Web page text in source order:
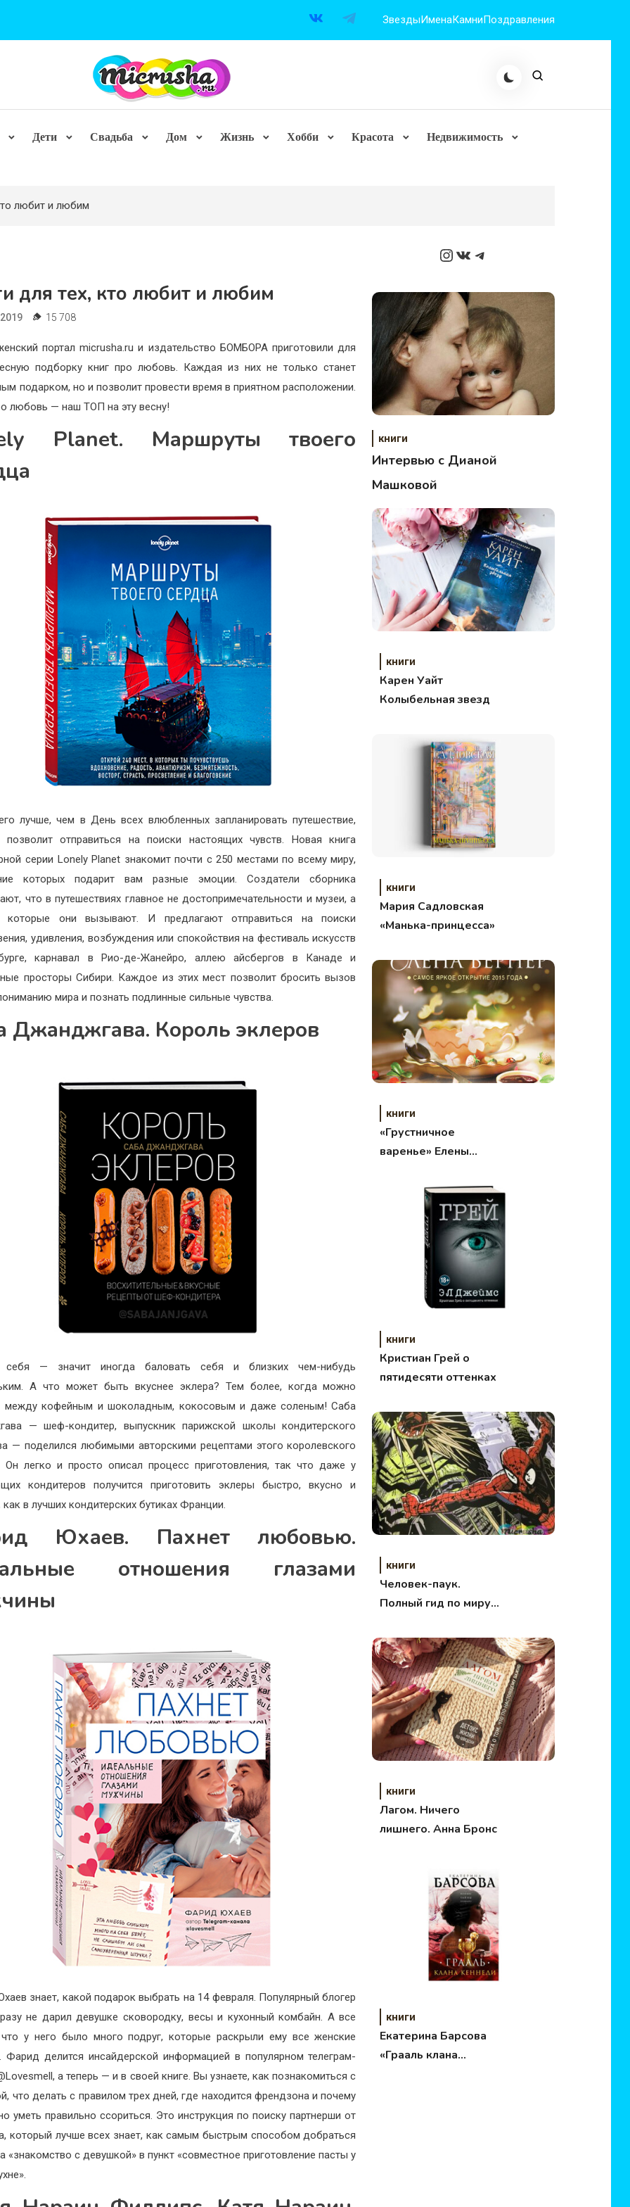
ЗвездыИменаКамниПоздравления
Дети Свадьба Дом Жизнь Хобби Красота Недвижимость
любит и любим
для тех, кто любит и любим
15 708
портал micrusha.ru и издательство БОМБОРА приготовили для
подборку книг про любовь. Каждая из них не только станет
подарком, но и позволит провести время в приятном расположении.
любовь — наш ТОП на эту весну!
Planet. Маршруты твоего
лучше, чем в День всех влюбленных запланировать путешествие,
позволит отправиться на поиски настоящих чувств. Новая книга
серии Lonely Planet знакомит почти с 250 местами по всему миру,
которых подарит вам разные эмоции. Создатели сборника
что в путешествиях главное не достопримечательности и музеи, а
которые они вызывают. И предлагают отправиться на поиски
удивления, возбуждения или спокойствия на фестиваль искусств
карнавал в Рио-де-Жанейро, аллею айсбергов в Канаде и
просторы Сибири. Каждое из этих мест позволит бросить вызов
мира и познать подлинные сильные чувства.
Джанджгава. Король эклеров
себя — значит иногда баловать себя и близких чем-нибудь
А что может быть вкуснее эклера? Тем более, когда можно
между кофейным и шоколадным, кокосовым и даже соленым! Саба
— шеф-кондитер, выпускник парижской школы кондитерского
— поделился любимыми авторскими рецептами этого королевского
Он легко и просто описал процесс приготовления, так что даже у
кондитеров получится приготовить эклеры быстро, вкусно и
как в лучших кондитерских бутиках Франции.
Юхаев. Пахнет любовью.
отношения глазами
знает, какой подарок выбрать на 14 февраля. Популярный блогер
не дарил девушке сковородку, весы и кухонный комбайн. А все
у него было много подруг, которые раскрыли ему все женские
Фарид делится инсайдерской информацией в популярном телеграм-
а теперь — и в своей книге. Вы узнаете, как познакомиться с
что делать с правилом трех дней, где находится френдзона и почему
уметь правильно ссориться. Это инструкция по поиску партнерши от
который лучше всех знает, как самым быстрым способом добраться
«знакомство с девушкой» в пункт «совместное приготовление пасты у
Instagram
ВКонтакте
Telegram
книги
Интервью с Дианой
Машковой
книги
Карен Уайт
Колыбельная звезд
книги
Мария Садловская
«Манька-принцесса»
книги
«Грустничное
варенье» Елены
книги
Кристиан Грей о
пятидесяти оттенках
книги
Человек-паук.
Полный гид по миру
книги
Лагом. Ничего
лишнего. Анна Бронс
книги
Екатерина Барсова
«Грааль клана